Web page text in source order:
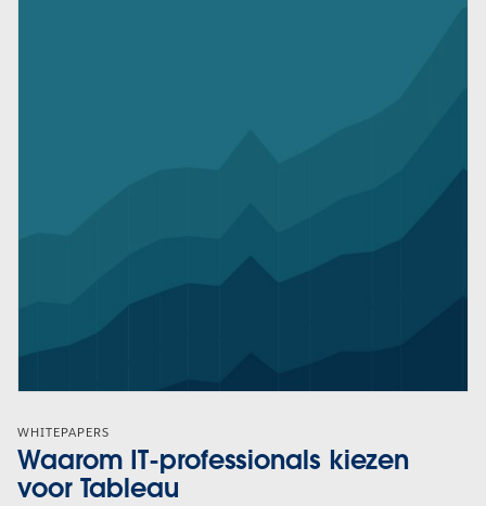
WHITEPAPERS
Waarom IT-professionals kiezen
voor Tableau